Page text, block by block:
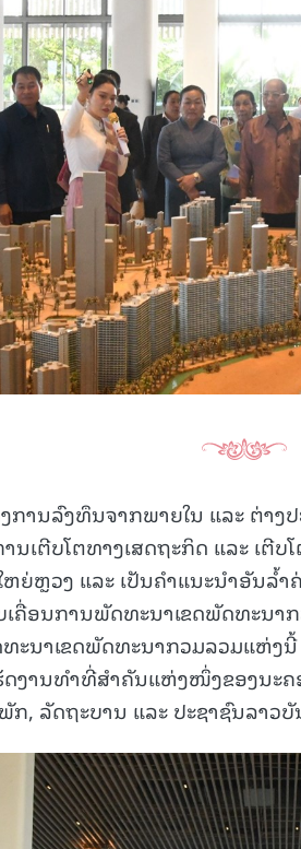
ານລົງທຶນຈາກພາຍໃນ ແລະ ຕ່າງປ
ນເຕີບໂຕທາງເສດຖະກິດ ແລະ ເຕີ
ຫຍ່ຫຼວງ ແລະ ເປັນຄໍາແນະນໍາອັນ
ຄື່ອນການພັດທະນາເຂດພັດທະນາ
ະນາເຂດພັດທະນາກວມລວມແຫ່ງ
ດງານທໍາທີ່ສໍາຄັນແຫ່ງໜຶ່ງຂອງນະ
, ລັດຖະບານ ແລະ ປະຊາຊົນລາວບັ